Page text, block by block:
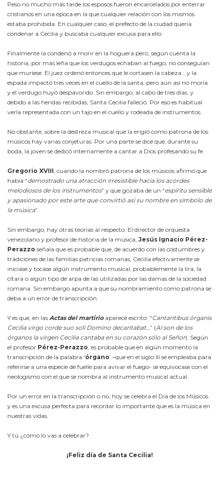
Peso no mucho más tarde los esposos fueron encarcelados por enterrar
cristianos en una época en la que cualquier relación con los mismos
estaba prohibida. En cualquier caso, el prefecto de la ciudad quería
condenar a Cecilia y buscaba cualquier excusa para ello.
Finalmente la condenó a morir en la hoguera pero, según cuenta la
historia, por más leña que los verdugos echaban al fuego, no conseguían
que muriese. El juez ordenó entonces que le cortasen la cabeza… y la
espada impactó tres veces en el cuello de la santa, pero aún así no moría
y el verdugo huyó despavorido. Sin embargo, al cabo de tres días, y
debido a las heridas recibidas, Santa Cecilia falleció. Por eso es habitual
verla representada con un tajo en el cuello y rodeada de instrumentos.
No obstante, sobre la destreza musical que la erigió como patrona de los
músicos hay varias conjeturas. Por una parte se dice que, durante su
boda, la joven se dedicó internamente a cantar a Dios profesando su fe.
Gregorio XVIII, cuando la nombró patrona de los músicos afirmó que
había “demostrado una atracción irresistible hacia los acordes
melodiosos de los instrumentos” y que gozaba de un “espíritu sensible
y apasionado por este arte que convirtió así su nombre en símbolo de
la música”.
Sin embargo, hay otras teorías al respecto. El director de orquesta
venezolano y profesor de historia de la música, Jesús Ignacio Pérez-
Perazzo señala que es probable que, de acuerdo con las costumbres y
tradiciones de las familias patricias romanas, Cecilia efectivamente se
iniciase y tocase algún instrumento musical, probablemente la lira, la
cítara o algún tipo de arpa de las utilizadas por las damas de la sociedad
romana. Sin embargo apunta a que su nombramiento como patrona se
deba a un error de transcripción.
Y es que, en las Actas del martirioaparece escrito: “Cantantibus órganis
Cecilia virgo corde suo soli Domino decantabat…” (Al son de los
órganos la virgen Cecilia cantaba en su corazón sólo al Señor). Según
el profesor Pérez-Perazzo, es probable que en algún momento la
transcripción de la palabra ‘órgano’ –que en el siglo III se empleaba para
referirse a una especie de fuelle para avivar el fuego- se equivocase con el
neologismo con el que se nombra al instrumento musical actual.
Por un error en la transcripción o no, hoy se celebra el Día de los Músicos
y es una excusa perfecta para recordar lo importante que es la música en
nuestras vidas.
Y tú ¿cómo lo vas a celebrar?
¡Feliz día de Santa Cecilia!